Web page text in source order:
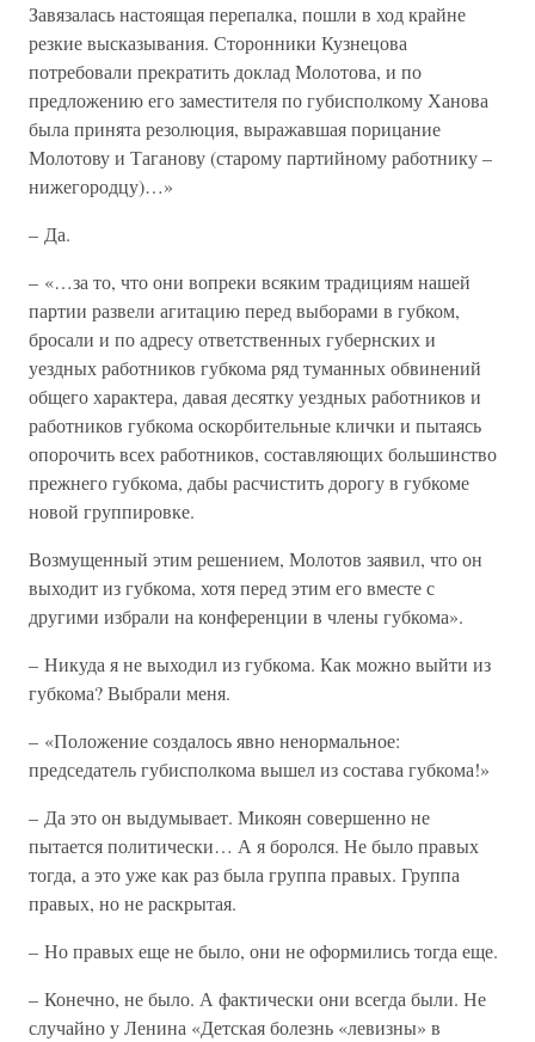
Завязалась настоящая перепалка, пошли в ход крайне
резкие высказывания. Сторонники Кузнецова
потребовали прекратить доклад Молотова, и по
предложению его заместителя по губисполкому Ханова
была принята резолюция, выражавшая порицание
Молотову и Таганову (старому партийному работнику –
нижегородцу)…»
– Да.
– «…за то, что они вопреки всяким традициям нашей
партии развели агитацию перед выборами в губком,
бросали и по адресу ответственных губернских и
уездных работников губкома ряд туманных обвинений
общего характера, давая десятку уездных работников и
работников губкома оскорбительные клички и пытаясь
опорочить всех работников, составляющих большинство
прежнего губкома, дабы расчистить дорогу в губкоме
новой группировке.
Возмущенный этим решением, Молотов заявил, что он
выходит из губкома, хотя перед этим его вместе с
другими избрали на конференции в члены губкома».
– Никуда я не выходил из губкома. Как можно выйти из
губкома? Выбрали меня.
– «Положение создалось явно ненормальное:
председатель губисполкома вышел из состава губкома!»
– Да это он выдумывает. Микоян совершенно не
пытается политически… А я боролся. Не было правых
тогда, а это уже как раз была группа правых. Группа
правых, но не раскрытая.
– Но правых еще не было, они не оформились тогда еще.
– Конечно, не было. А фактически они всегда были. Не
случайно у Ленина «Детская болезнь «левизны» в